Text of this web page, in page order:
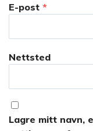
E-post *
Nettsted
Lagre mitt navn,